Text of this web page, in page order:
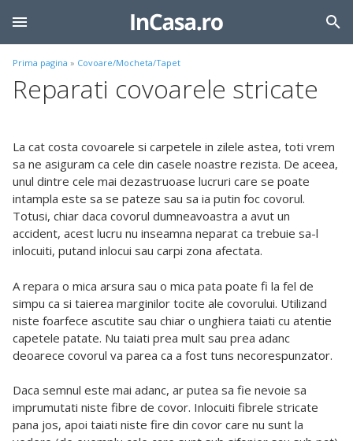
Prima pagina » Covoare/Mocheta/Tapet
Reparati covoarele stricate
La cat costa covoarele si carpetele in zilele astea, toti vrem
sa ne asiguram ca cele din casele noastre rezista. De aceea,
unul dintre cele mai dezastruoase lucruri care se poate
intampla este sa se pateze sau sa ia putin foc covorul.
Totusi, chiar daca covorul dumneavoastra a avut un
accident, acest lucru nu inseamna neparat ca trebuie sa-l
inlocuiti, putand inlocui sau carpi zona afectata.
A repara o mica arsura sau o mica pata poate fi la fel de
simpu ca si taierea marginilor tocite ale covorului. Utilizand
niste foarfece ascutite sau chiar o unghiera taiati cu atentie
capetele patate. Nu taiati prea mult sau prea adanc
deoarece covorul va parea ca a fost tuns necorespunzator.
Daca semnul este mai adanc, ar putea sa fie nevoie sa
imprumutati niste fibre de covor. Inlocuiti fibrele stricate
pana jos, apoi taiati niste fire din covor care nu sunt la